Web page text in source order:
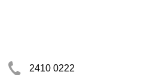
2410 0222